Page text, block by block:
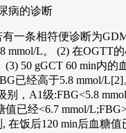
病的诊断
一条相符便诊断为
mmol/L。 (2) 在OGTT
50 gGCT 60 min内的
已经高于5.8 mmol/
别，A1级:FBG<5.8
值已经<6.7 mmol/
在饭后120 min后血糖值